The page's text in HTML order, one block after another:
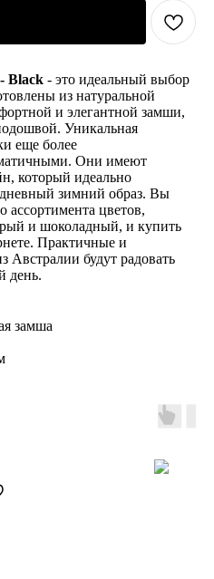
Black - это идеальный выбор
из натуральной
и элегантной замши,
Уникальная
еще более
Они имеют
который идеально
зимний образ. Вы
ассортимента цветов,
и шоколадный, и купить
Практичные и
Австралии будут радовать
день.
замша